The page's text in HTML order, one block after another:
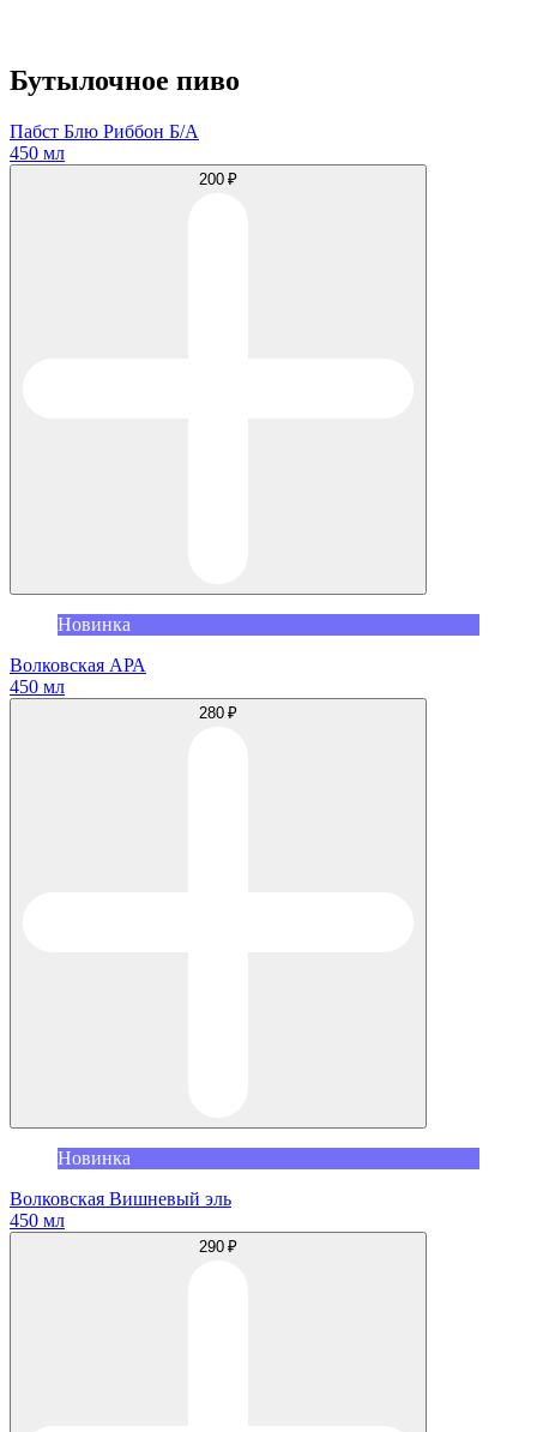
Бутылочное пиво
Пабст Блю Риббон Б/А
450 мл
200 ₽
Новинка
Волковская АРА
450 мл
280 ₽
Новинка
Волковская Вишневый эль
450 мл
290 ₽